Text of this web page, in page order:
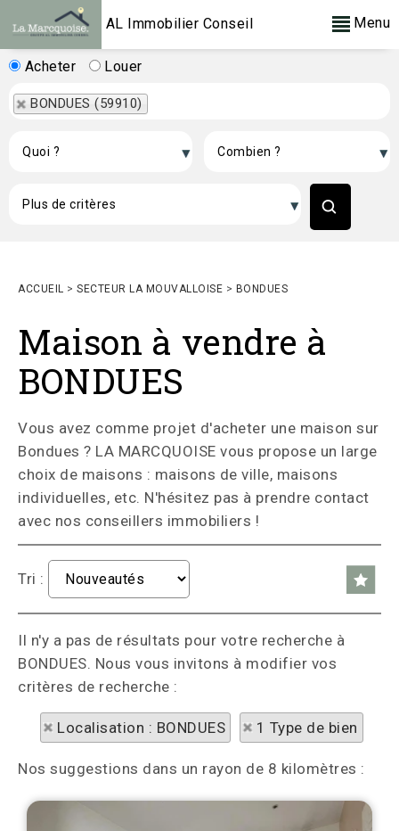
AL Immobilier Conseil Menu
Acheter Louer
BONDUES (59910)
ACCUEIL > SECTEUR LA MOUVALLOISE > BONDUES
Maison à vendre à
BONDUES
Vous avez comme projet d'acheter une maison sur
Bondues ? LA MARCQUOISE vous propose un large
choix de maisons : maisons de ville, maisons
individuelles, etc. N'hésitez pas à prendre contact
avec nos conseillers immobiliers !
Tri :
Il n'y a pas de résultats pour votre recherche à
BONDUES. Nous vous invitons à modifier vos
critères de recherche :
Localisation : BONDUES 1 Type de bien
Nos suggestions dans un rayon de 8 kilomètres :